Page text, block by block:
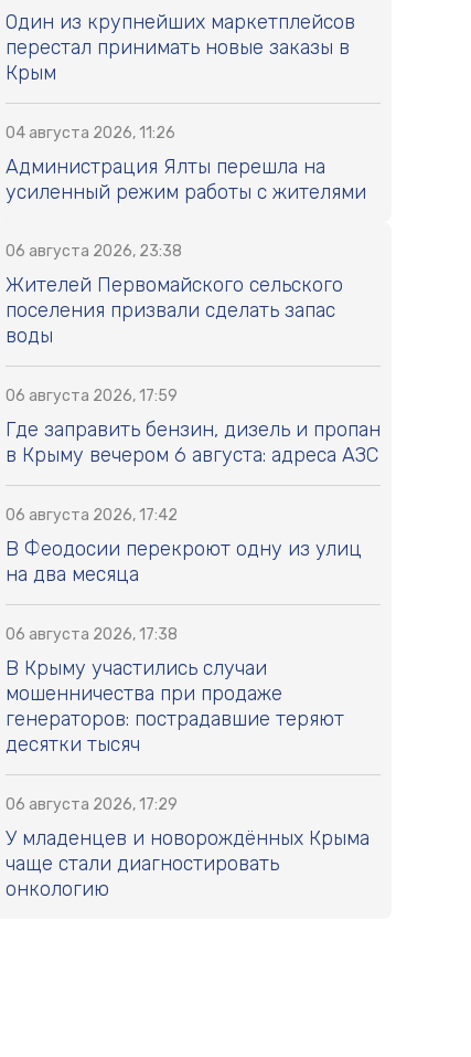
Один из крупнейших маркетплейсов
перестал принимать новые заказы в
Крым
04 августа 2026, 11:26
Администрация Ялты перешла на
усиленный режим работы с жителями
06 августа 2026, 23:38
Жителей Первомайского сельского
поселения призвали сделать запас
воды
06 августа 2026, 17:59
Где заправить бензин, дизель и пропан
в Крыму вечером 6 августа: адреса АЗС
06 августа 2026, 17:42
В Феодосии перекроют одну из улиц
на два месяца
06 августа 2026, 17:38
В Крыму участились случаи
мошенничества при продаже
генераторов: пострадавшие теряют
десятки тысяч
06 августа 2026, 17:29
У младенцев и новорождённых Крыма
чаще стали диагностировать
онкологию